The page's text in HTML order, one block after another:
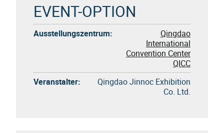
EVENT-OPTION
Ausstellungszentrum:
Qingdao
International
Convention Center
QICC
Veranstalter:
Qingdao Jinnoc Exhibition
Co. Ltd.